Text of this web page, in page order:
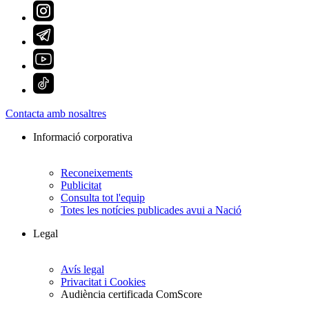
Contacta amb nosaltres
Informació corporativa
Reconeixements
Publicitat
Consulta tot l'equip
Totes les notícies publicades avui a Nació
Legal
Avís legal
Privacitat i Cookies
Audiència certificada ComScore